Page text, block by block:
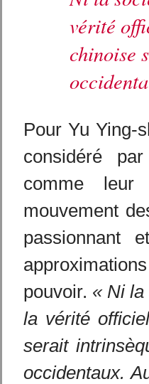
vérité
chinoise
Pour Yu Ying-
considéré
comme leur
mouvement
passionnant
pouvoir. « Ni la
la vérité
serait
occidentaux.